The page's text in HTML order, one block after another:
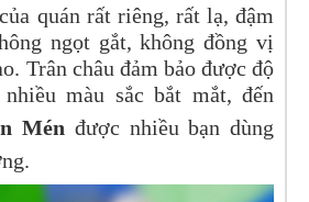
quán rất riêng, rất lạ, đậm
ngọt gắt, không đồng vị
Trân châu đảm bảo được độ
màu sắc bắt mắt, đến
Mén được nhiều bạn dùng